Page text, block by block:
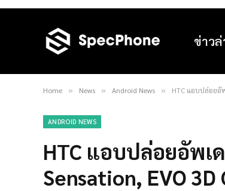
ข่าว
Home » News » Android News » HTC แอบปล่อยอั
ANDROID NEWS
HTC แอบปล่อยอัพ
Sensation, EVO 3D